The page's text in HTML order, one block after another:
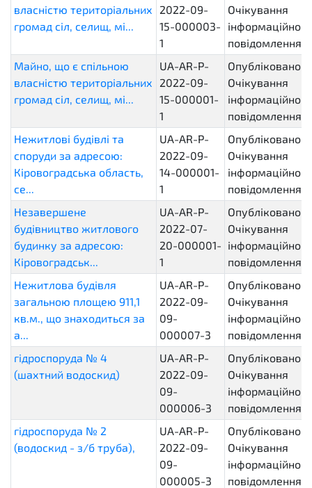
власністю територіальних
громад сіл, селищ, мі...
2022-09-
15-000003-
1
Очікування
інформаційного
повідомлення
Майно, що є спільною
власністю територіальних
громад сіл, селищ, мі...
UA-AR-P-
2022-09-
15-000001-
1
Опубліковано.
Очікування
інформаційного
повідомлення
Нежитлові будівлі та
споруди за адресою:
Кіровоградська область,
се...
UA-AR-P-
2022-09-
14-000001-
1
Опубліковано.
Очікування
інформаційного
повідомлення
Незавершене
будівництво житлового
будинку за адресою:
Кіровоградськ...
UA-AR-P-
2022-07-
20-000001-
1
Опубліковано.
Очікування
інформаційного
повідомлення
Нежитлова будівля
загальною площею 911,1
кв.м., що знаходиться за
а...
UA-AR-P-
2022-09-
09-
000007-3
Опубліковано.
Очікування
інформаційного
повідомлення
гідроспоруда № 4
(шахтний водоскид)
UA-AR-P-
2022-09-
09-
000006-3
Опубліковано.
Очікування
інформаційного
повідомлення
гідроспоруда № 2
(водоскид - з/б труба),
UA-AR-P-
2022-09-
09-
000005-3
Опубліковано.
Очікування
інформаційного
повідомлення